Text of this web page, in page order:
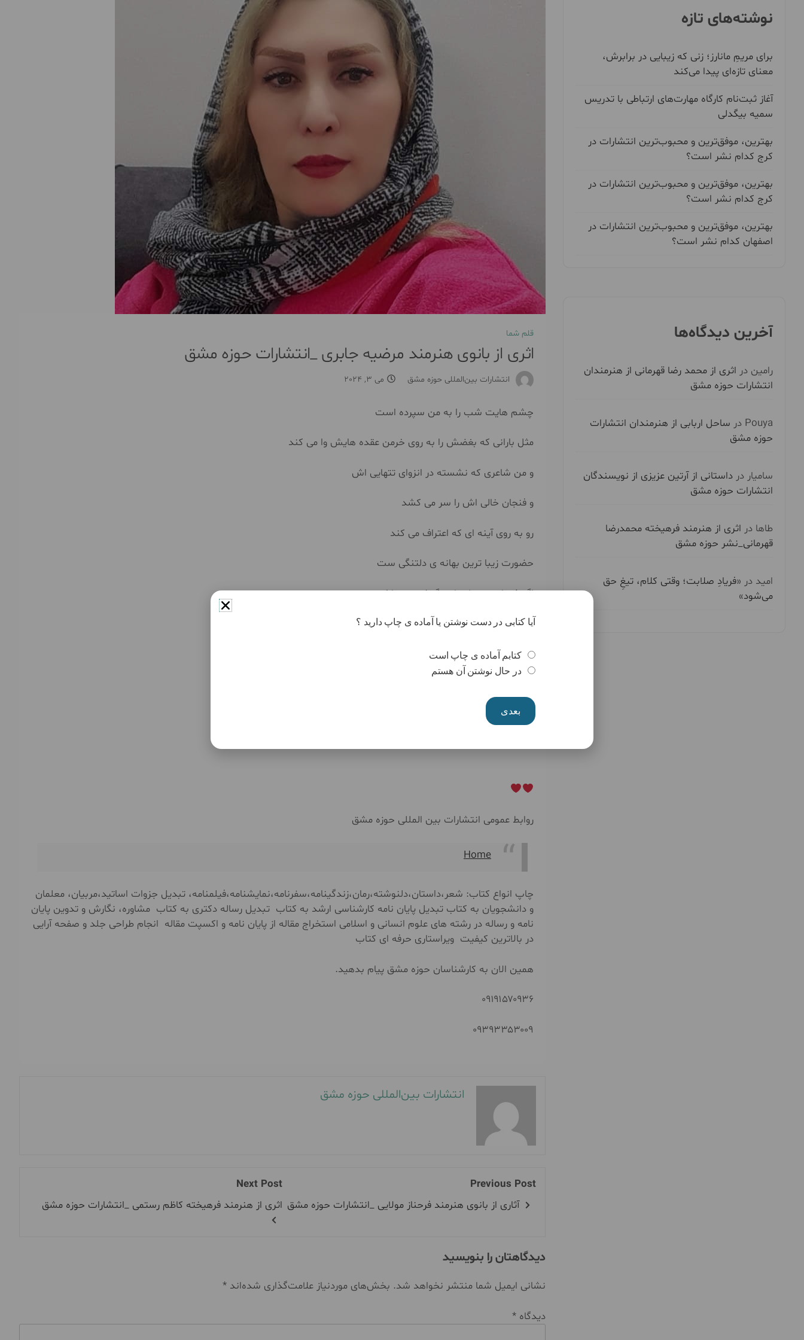
قلم شما
اثری از بانوی هنرمند مرضیه جابری _انتشارات حوزه مشق
انتشارات بین‌المللی حوزه مشق می 3, 2024
چشم هایت شب را به من سپرده است
مثل بارانی که بغضش را به روی خرمن عقده هایش وا می کند
و من شاعری که نشسته در انزوای تتهایی اش
و فنجان خالی اش را سر می کشد
رو به روی آینه ای که اعتراف می کند
حضورت زیبا ترین بهانه ی دلتنگی ست
اگر ذره ای حوصله را در گوشت نجوا کنی
#مرضیه_جابری
روابط عمومی انتشارات بین المللی حوزه مشق
Home
چاپ انواع کتاب: شعر،داستان،دلنوشته،رمان،زندگینامه،سفرنامه،نمايشنامه،فیلمنامه، تبدیل جزوات اساتید،مربیان، معلمان
و دانشجویان به کتاب تبدیل پایان نامه کارشناسی ارشد به کتاب تبدیل رساله دکتری به کتاب مشاوره، نگارش و تدوین پایان
نامه و رساله در رشته های علوم انسانی و اسلامی استخراج مقاله از پایان نامه و اکسپت مقاله انجام طراحی جلد و صفحه آرایی
در بالاترین کیفیت ویراستاری حرفه ای کتاب
همین الان به کارشناسان حوزه مشق پیام بدهید.
۰۹۱۹۱۵۷۰۹۳۶
۰۹۳۹۳۳۵۳۰۰۹
انتشارات بین‌المللی حوزه مشق
Previous Post
آثاری از بانوی هنرمند فرحناز مولایی _انتشارات حوزه مشق
Next Post
اثری از هنرمند فرهیخته کاظم رستمی _انتشارات حوزه مشق
دیدگاهتان را بنویسید
نشانی ایمیل شما منتشر نخواهد شد. بخش‌های موردنیاز علامت‌گذاری شده‌اند *
دیدگاه *
نوشته‌های تازه
برای مریمِ مانارز؛ زنی که زیبایی در برابرش،
معنای تازه‌ای پیدا می‌کند
آغاز ثبت‌نام کارگاه مهارت‌های ارتباطی با تدریس
سمیه بیگدلی
بهترین، موفق‌ترین و محبوب‌ترین انتشارات در
کرج کدام نشر است؟
بهترین، موفق‌ترین و محبوب‌ترین انتشارات در
کرج کدام نشر است؟
بهترین، موفق‌ترین و محبوب‌ترین انتشارات در
اصفهان کدام نشر است؟
آخرین دیدگاه‌ها
رامین در اثری از محمد رضا قهرمانی از هنرمندان
انتشارات حوزه مشق
Pouya در ساحل اربابی از هنرمندان انتشارات
حوزه مشق
سامیار در داستانی از آرتین عزیزی از نویسندگان
انتشارات حوزه مشق
طاها در اثری از هنرمند فرهیخته محمدرضا
قهرمانی_نشر حوزه مشق
امید در «فریادِ صلابت؛ وقتی کلام، تیغِ حق
می‌شود»
آیا کتابی در دست نوشتن یا آماده ی چاپ دارید ؟
کتابم آماده ی چاپ است
در حال نوشتن آن هستم
بعدی